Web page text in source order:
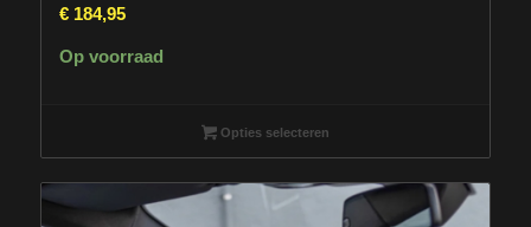
€184,95
Op voorraad
Opties selecteren